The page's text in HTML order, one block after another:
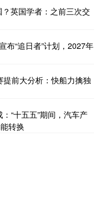
英国学者：之前三次交
布“追日者”计划，2027年
前大分析：快船力擒独
“十五五”期间，汽车产
转换